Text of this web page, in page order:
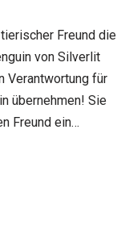
Freund die
von Silverlit
Verantwortung für
übernehmen! Sie
Freund ein…